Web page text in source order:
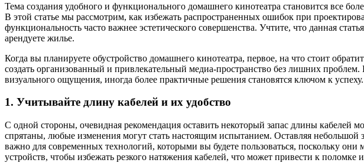
Тема создания удобного и функционального домашнего кинотеатра становится все
В этой статье мы рассмотрим, как избежать распространенных ошибок при
функциональность часто важнее эстетического совершенства. Учтите, что данная
арендуете жилье.
Когда вы планируете обустройство домашнего кинотеатра, первое, на что стоит
создать организованный и привлекательный медиа-пространство без лишних
визуального ощущения, иногда более практичные решения становятся ключом к успеху.
1. Учитывайте длину кабелей и их удобство
С одной стороны, очевидная рекомендация оставить некоторый запас длины кабелей
спрятаны, любые изменения могут стать настоящим испытанием. Оставляя небольшой
важно для современных технологий, которыми вы будете пользоваться, поскольку
устройств, чтобы избежать резкого натяжения кабелей, что может привести к поломке